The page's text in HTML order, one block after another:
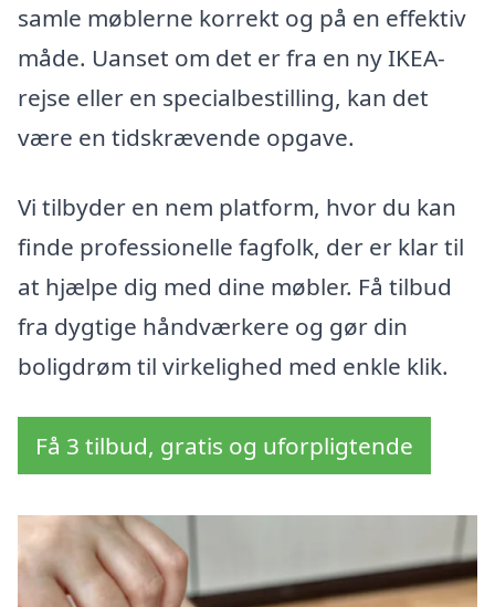
samle møblerne korrekt og på en effektiv
måde. Uanset om det er fra en ny IKEA-
rejse eller en specialbestilling, kan det
være en tidskrævende opgave.
Vi tilbyder en nem platform, hvor du kan
finde professionelle fagfolk, der er klar til
at hjælpe dig med dine møbler. Få tilbud
fra dygtige håndværkere og gør din
boligdrøm til virkelighed med enkle klik.
Få 3 tilbud, gratis og uforpligtende